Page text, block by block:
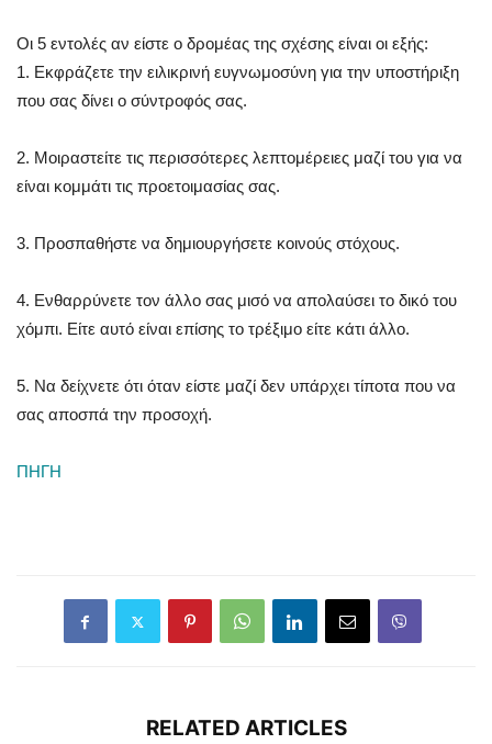
Οι 5 εντολές αν είστε ο δρομέας της σχέσης είναι οι εξής:
1. Εκφράζετε την ειλικρινή ευγνωμοσύνη για την υποστήριξη
που σας δίνει ο σύντροφός σας.
2. Μοιραστείτε τις περισσότερες λεπτομέρειες μαζί του για να
είναι κομμάτι τις προετοιμασίας σας.
3. Προσπαθήστε να δημιουργήσετε κοινούς στόχους.
4. Ενθαρρύνετε τον άλλο σας μισό να απολαύσει το δικό του
χόμπι. Είτε αυτό είναι επίσης το τρέξιμο είτε κάτι άλλο.
5. Να δείχνετε ότι όταν είστε μαζί δεν υπάρχει τίποτα που να
σας αποσπά την προσοχή.
ΠΗΓΗ
RELATED ARTICLES